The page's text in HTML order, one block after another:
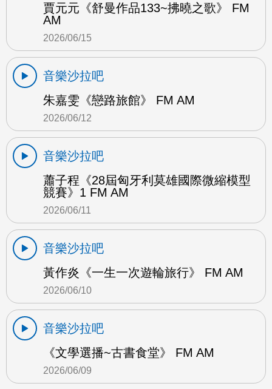
賈元元《舒曼作品133~拂曉之歌》 FM
AM
2026/06/15
音樂沙拉吧
朱嘉雯《戀路旅館》 FM AM
2026/06/12
音樂沙拉吧
蕭子程《28屆匈牙利莫雄國際微縮模型
競賽》1 FM AM
2026/06/11
音樂沙拉吧
黃作炎《一生一次遊輪旅行》 FM AM
2026/06/10
音樂沙拉吧
《文學選播~古書食堂》 FM AM
2026/06/09